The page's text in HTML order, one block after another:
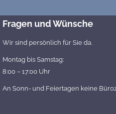
Fragen und Wünsche
Wir sind persönlich für Sie da.
Montag bis Samstag:
8:00 – 17:00 Uhr
An Sonn- und Feiertagen keine